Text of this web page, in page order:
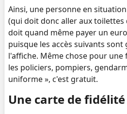
Ainsi, une personne en
(qui doit donc aller aux
doit quand même payer un
puisque les accès suivants
l'affiche. Même chose pour
les policiers, pompiers,
uniforme », c'est gratuit.
Une carte de fidélité